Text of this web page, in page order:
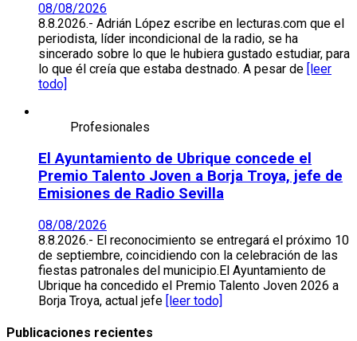
08/08/2026
8.8.2026.- Adrián López escribe en lecturas.com que el
periodista, líder incondicional de la radio, se ha
sincerado sobre lo que le hubiera gustado estudiar, para
lo que él creía que estaba destnado. A pesar de
[leer
todo]
Profesionales
El Ayuntamiento de Ubrique concede el
Premio Talento Joven a Borja Troya, jefe de
Emisiones de Radio Sevilla
08/08/2026
8.8.2026.- El reconocimiento se entregará el próximo 10
de septiembre, coincidiendo con la celebración de las
fiestas patronales del municipio.El Ayuntamiento de
Ubrique ha concedido el Premio Talento Joven 2026 a
Borja Troya, actual jefe [leer todo]
Publicaciones recientes